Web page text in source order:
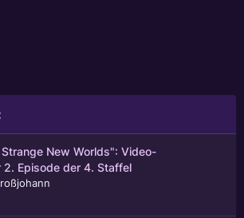
New Worlds": Video-
2. Episode der 4. Staffel